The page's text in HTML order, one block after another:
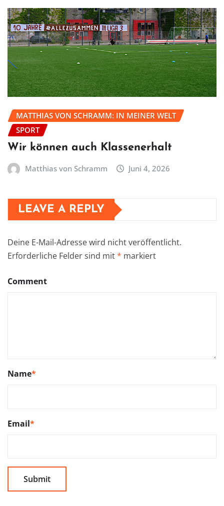
MATTHIAS VON SCHRAMM: IN MEINER WELT
SPORT
Wir können auch Klassenerhalt
Matthias von Schramm Juni 4, 2026
LEAVE A REPLY
Deine E-Mail-Adresse wird nicht veröffentlicht.
Erforderliche Felder sind mit* markiert
Comment
Name*
Email*